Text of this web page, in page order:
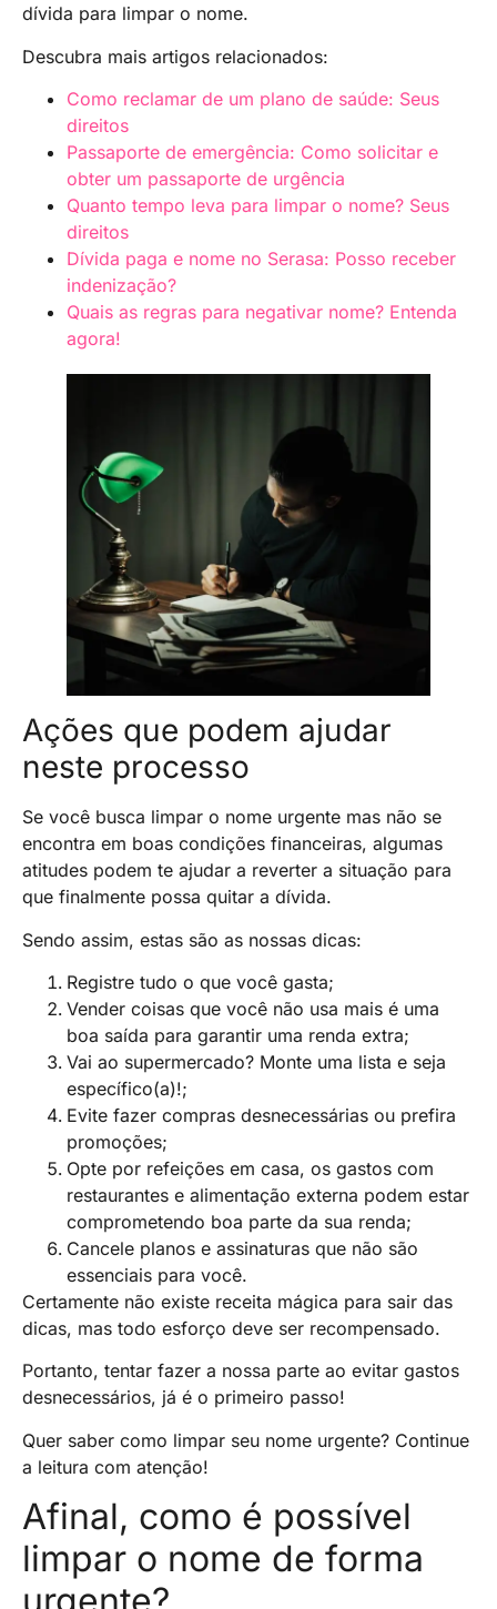
dívida para limpar o nome.
Descubra mais artigos relacionados:
Como reclamar de um plano de saúde: Seus
direitos
Passaporte de emergência: Como solicitar e
obter um passaporte de urgência
Quanto tempo leva para limpar o nome? Seus
direitos
Dívida paga e nome no Serasa: Posso receber
indenização?
Quais as regras para negativar nome? Entenda
agora!
Ações que podem ajudar
neste processo
Se você busca limpar o nome urgente mas não se
encontra em boas condições financeiras, algumas
atitudes podem te ajudar a reverter a situação para
que finalmente possa quitar a dívida.
Sendo assim, estas são as nossas dicas:
Registre tudo o que você gasta;
Vender coisas que você não usa mais é uma
boa saída para garantir uma renda extra;
Vai ao supermercado? Monte uma lista e seja
específico(a)!;
Evite fazer compras desnecessárias ou prefira
promoções;
Opte por refeições em casa, os gastos com
restaurantes e alimentação externa podem estar
comprometendo boa parte da sua renda;
Cancele planos e assinaturas que não são
essenciais para você.
Certamente não existe receita mágica para sair das
dicas, mas todo esforço deve ser recompensado.
Portanto, tentar fazer a nossa parte ao evitar gastos
desnecessários, já é o primeiro passo!
Quer saber como limpar seu nome urgente? Continue
a leitura com atenção!
Afinal, como é possível
limpar o nome de forma